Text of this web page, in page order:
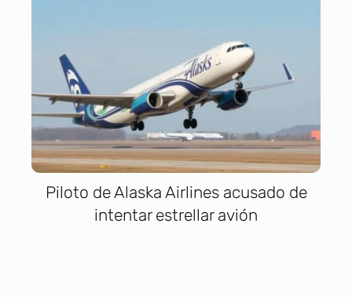
Piloto de Alaska Airlines acusado de
intentar estrellar avión